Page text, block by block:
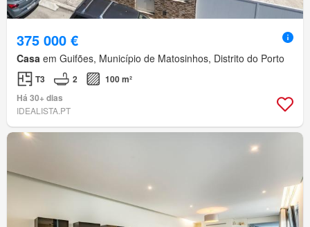
375 000 €
Casa em Guifões, Município de Matosinhos, Distrito do Porto
T3 2
100 m²
Há 30+ dias
IDEALISTA.PT